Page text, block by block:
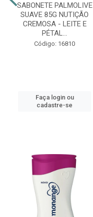
SABONETE PALMOLIVE
SUAVE 85G NUTIÇÃO
CREMOSA - LEITE E
PÉTAL...
Código: 16810
Faça login ou
cadastre-se